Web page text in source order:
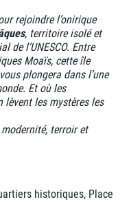
rejoindre l’onirique
, territoire isolé et
de l’UNESCO. Entre
Moaïs, cette île
plongera dans l’une
Et où les
lèvent les mystères les
terroir et
historiques, Place